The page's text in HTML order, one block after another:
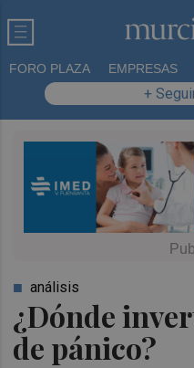
FORO PLAZA EMPRESAS
+
¿Dónde
de pánico?
análisis